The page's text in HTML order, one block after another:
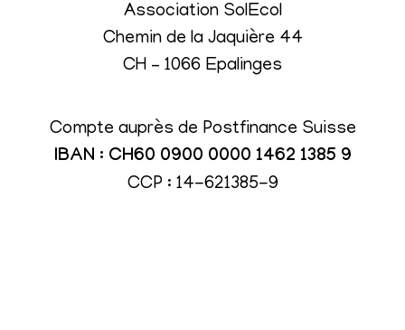
Association SolEcol
Chemin de la Jaquière 44
CH – 1066 Epalinges
Compte auprès de Postfinance Suisse
IBAN : CH60 0900 0000 1462 1385 9
CCP : 14-621385-9